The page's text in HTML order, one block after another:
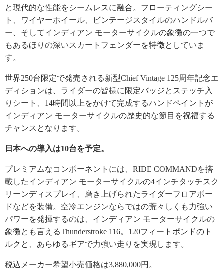
と現代的な性能をシームレスに融合。フローティングシー
ト、ワイヤーホイール、ビンテージスタイルのハンドルバ
ー、そしてインディアン モーターサイクルの象徴の一つで
もあるほりの深いスカートフェンダーを特徴としていま
す。
世界250台限定で発売される新型Chief Vintage 125周年記念エ
ディションは、ライダーの皆様に限定バッジとステッチ入
りシート、14時間以上をかけて完成するハンドペイントが
インディアン モーターサイクルの歴史的な節目を祝福する
チャンスとなります。
日本への導入は10台を予定。
プレミアムなコンポーネントには、RIDE COMMANDを搭
載したインディアン モーターサイクルの4インチタッチスク
リーンディスプレイ、磨き上げられたライダーフロアボー
ドなどを装備。空冷エンジンならではの荒々しくも力強い
パワーを発揮するのは、インディアン モーターサイクルの
象徴とも言えるThunderstroke 116。120フィートポンドのト
ルクと、あらゆるギアで力強い走りを実現します。
税込メーカー希望小売価格は3,880,000円。